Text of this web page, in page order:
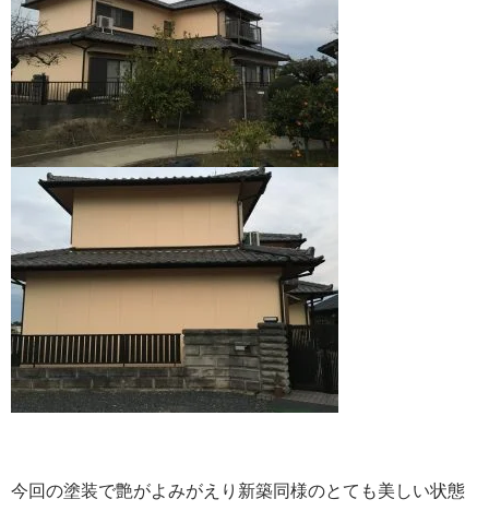
今回の塗装で艶がよみがえり新築同様のとても美しい状態